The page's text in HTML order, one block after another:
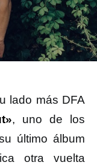
lado más DFA
, uno de los
último álbum
otra vuelta